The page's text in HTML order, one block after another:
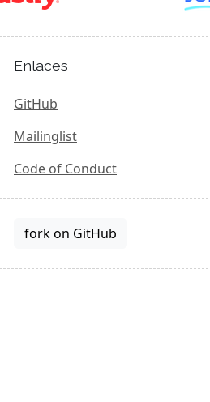
Enlaces
GitHub
Mailinglist
Code of Conduct
fork on GitHub